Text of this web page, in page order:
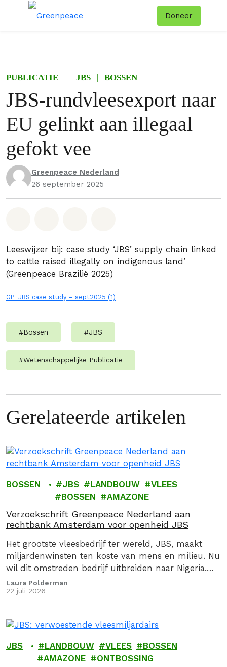
Doneer
PUBLICATIE JBS | BOSSEN
JBS-rundvleesexport naar
EU gelinkt aan illegaal
gefokt vee
Greenpeace Nederland
26 september 2025
Leeswijzer bij: case study ‘JBS’ supply chain linked
to cattle raised illegally on indigenous land’
(Greenpeace Brazilië 2025)
GP_JBS case study – sept2025 (1)
#Bossen #JBS
#Wetenschappelijke Publicatie
Gerelateerde artikelen
BOSSEN JBS LANDBOUW
VLEES
BOSSEN
AMAZONE
Verzoekschrift Greenpeace Nederland aan
rechtbank Amsterdam voor openheid JBS
Het grootste vleesbedrijf ter wereld, JBS, maakt
miljardenwinsten ten koste van mens en milieu. Nu
wil dit omstreden bedrijf uitbreiden naar Nigeria.
Wij kunnen en willen niet toekijken hoe JBS deze
verwoestende plannen vanuit Nederland uitrolt.
Laura Polderman
22 juli 2026
JBS LANDBOUW VLEES
BOSSEN
AMAZONE
ONTBOSSING